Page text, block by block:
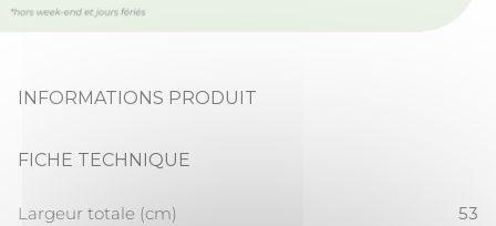
INFORMATIONS PRODUIT
FICHE TECHNIQUE
Largeur totale (cm) 53